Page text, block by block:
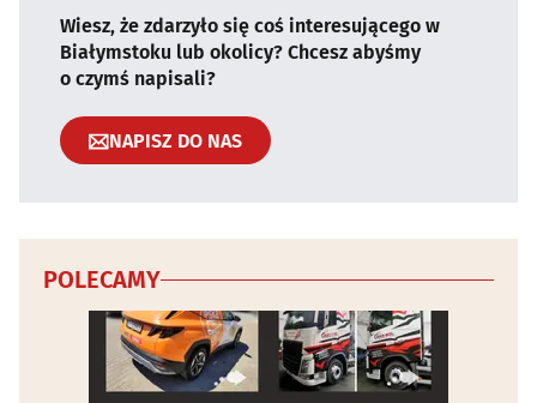
Wiesz, że zdarzyło się coś interesującego w
Białymstoku lub okolicy? Chcesz abyśmy
o czymś napisali?
NAPISZ DO NAS
POLECAMY